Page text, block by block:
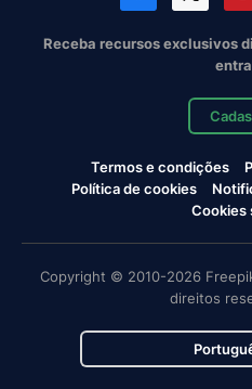
Receba recursos exclusivos
Termos e condições
Política de cookies
Cookies
Copyright © 2010-2026
direitos